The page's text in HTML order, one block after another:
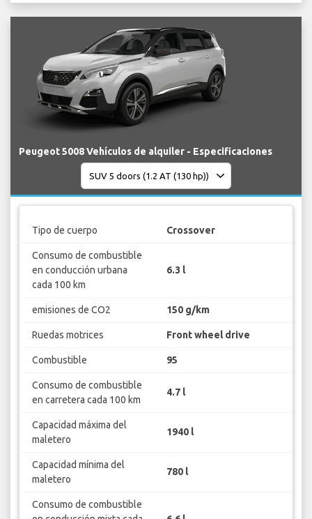
Peugeot 5008 Vehículos de alquiler - Especificaciones
Tipo de cuerpo Crossover
Consumo de combustible
en conducción urbana
cada 100 km
6.3 l
emisiones de CO2 150 g/km
Ruedas motrices Front wheel drive
Combustible 95
Consumo de combustible
en carretera cada 100 km
4.7 l
Capacidad máxima del
maletero
1940 l
Capacidad mínima del
maletero
780 l
Consumo de combustible